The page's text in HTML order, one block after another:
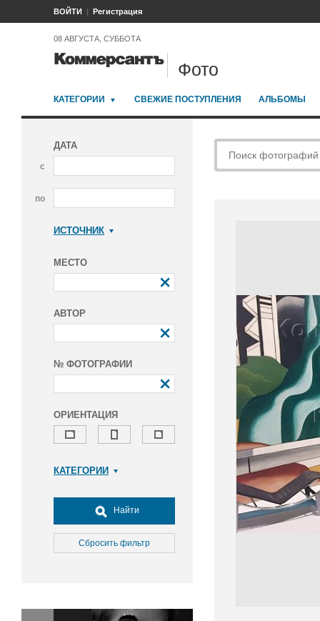
ВОЙТИ Регистрация
08 АВГУСТА, СУББОТА
Фото
КАТЕГОРИИ СВЕЖИЕ ПОСТУПЛЕНИЯ АЛЬБОМЫ
ДАТА
с
по
ИСТОЧНИК
МЕСТО
АВТОР
№ ФОТОГРАФИИ
ОРИЕНТАЦИЯ
КАТЕГОРИИ
Досуг, туризм и отдых
Культура
Медицина
Окружающая среда
Найти
Сбросить фильтр